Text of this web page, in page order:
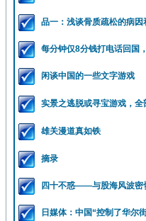
品一：浅谈骨质疏松的病因
每分钟仅8分钱打电话回国
闲谈中国的一些文字游戏
实景之逃脱或寻宝游戏，全
雄关漫道真如铁
摘录
四十不惑——与股海风波密
日媒体：中国“控制了华尔